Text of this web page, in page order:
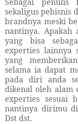
sekaligus pebisnis
brandnya meski
nantinya.
yang bisa
experties lainnya
yang
selama ia dapat
pada diri anda
dikenal oleh alam
experties sesuai
nantinya dirimu
Dst dst.